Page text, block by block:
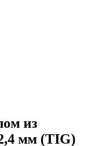
из
мм (TIG)